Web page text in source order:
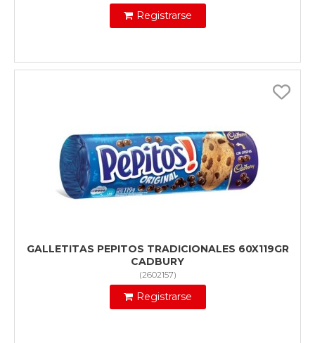
Registrarse
GALLETITAS PEPITOS TRADICIONALES 60X119GR
CADBURY
(2602157)
Registrarse